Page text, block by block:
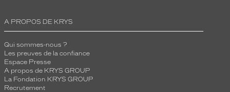
A PROPOS DE KRYS
Qui sommes-nous ?
Les preuves de la confiance
Espace Presse
A propos de KRYS GROUP
La Fondation KRYS GROUP
Recrutement